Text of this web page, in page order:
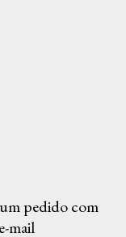
pedido com
mail